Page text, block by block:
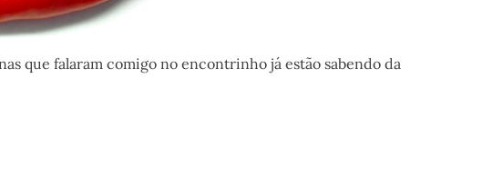
que falaram comigo no encontrinho já estão sabendo da